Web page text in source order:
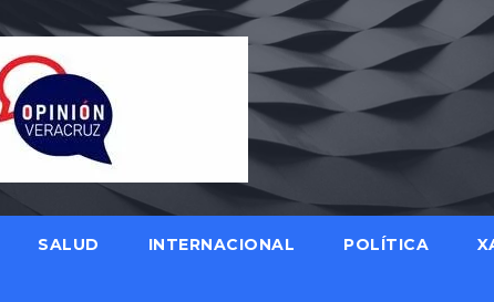
SALUD INTERNACIONAL POLÍTICA